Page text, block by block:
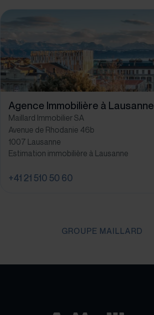
Agence Immobilière à Lausanne
Maillard Immobilier SA
Avenue de Rhodanie 46b
1007 Lausanne
Estimation immobilière à Lausanne
+41 21 510 50 60
GROUPE MAILLARD